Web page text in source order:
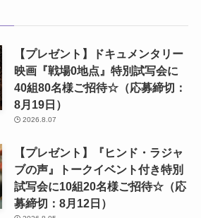
【プレゼント】ドキュメンタリー
映画『戦場0地点』特別試写会に
40組80名様ご招待☆（応募締切：
8月19日）
2026.8.07
【プレゼント】『ヒンド・ラジャ
ブの声』トークイベント付き特別
試写会に10組20名様ご招待☆（応
募締切：8月12日）